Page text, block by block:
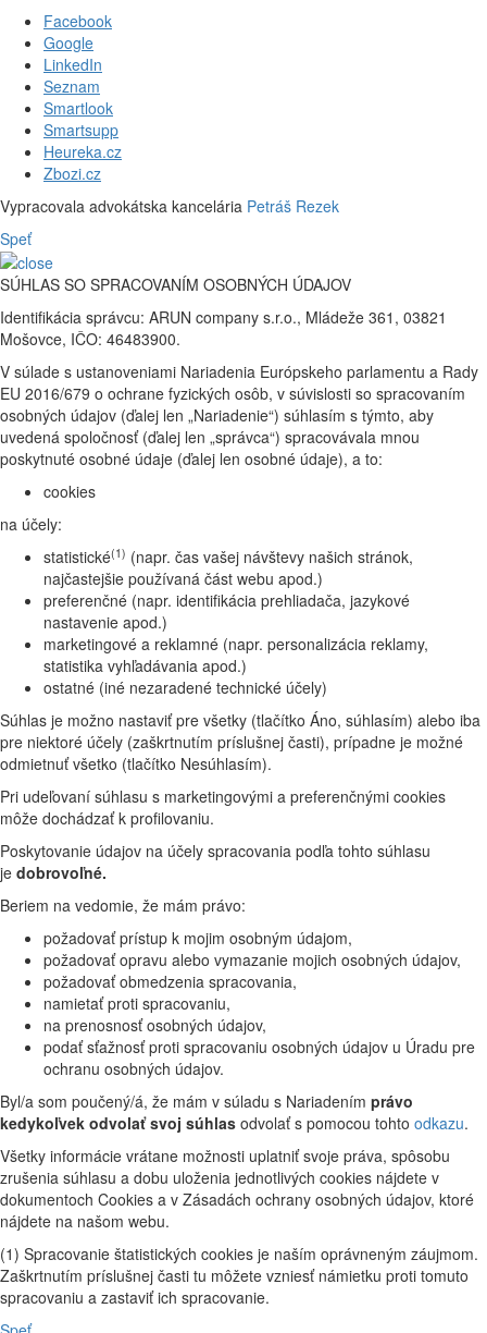
Facebook
Google
LinkedIn
Seznam
Smartlook
Smartsupp
Heureka.cz
Zbozi.cz
Vypracovala advokátska kancelária Petráš Rezek
Speť
SÚHLAS SO SPRACOVANÍM OSOBNÝCH ÚDAJOV
Identifikácia správcu: ARUN company s.r.o., Mládeže 361, 03821
Mošovce, IČO: 46483900.
V súlade s ustanoveniami Nariadenia Európskeho parlamentu a Rady
EU 2016/679 o ochrane fyzických osôb, v súvislosti so spracovaním
osobných údajov (ďalej len „Nariadenie“) súhlasím s týmto, aby
uvedená spoločnosť (ďalej len „správca“) spracovávala mnou
poskytnuté osobné údaje (ďalej len osobné údaje), a to:
cookies
na účely:
statistické(1) (napr. čas vašej návštevy našich stránok,
najčastejšie používaná část webu apod.)
preferenčné (napr. identifikácia prehliadača, jazykové
nastavenie apod.)
marketingové a reklamné (napr. personalizácia reklamy,
statistika vyhľadávania apod.)
ostatné (iné nezaradené technické účely)
Súhlas je možno nastaviť pre všetky (tlačítko Áno, súhlasím) alebo iba
pre niektoré účely (zaškrtnutím príslušnej časti), prípadne je možné
odmietnuť všetko (tlačítko Nesúhlasím).
Pri udeľovaní súhlasu s marketingovými a preferenčnými cookies
môže dochádzať k profilovaniu.
Poskytovanie údajov na účely spracovania podľa tohto súhlasu
je dobrovoľné.
Beriem na vedomie, že mám právo:
požadovať prístup k mojim osobným údajom,
požadovať opravu alebo vymazanie mojich osobných údajov,
požadovať obmedzenia spracovania,
namietať proti spracovaniu,
na prenosnosť osobných údajov,
podať sťažnosť proti spracovaniu osobných údajov u Úradu pre
ochranu osobných údajov.
Byl/a som poučený/á, že mám v súladu s Nariadením právo
kedykoľvek odvolať svoj súhlas odvolať s pomocou tohto odkazu.
Všetky informácie vrátane možnosti uplatniť svoje práva, spôsobu
zrušenia súhlasu a dobu uloženia jednotlivých cookies nájdete v
dokumentoch Cookies a v Zásadách ochrany osobných údajov, ktoré
nájdete na našom webu.
(1) Spracovanie štatistických cookies je naším oprávneným záujmom.
Zaškrtnutím príslušnej časti tu môžete vzniesť námietku proti tomuto
spracovaniu a zastaviť ich spracovanie.